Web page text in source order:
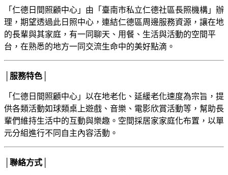
「仁德日間照顧中心」由「臺南市私立仁德社區長照機構」辦
理，期望透過此日照中心，連結仁德區周邊服務資源，讓在地
的長輩與其家庭，有一同聊天、用餐、生活與活動的空間平
台，在熟悉的地方一同交流生命中的美好點滴。
│服務特色│
「仁德日間照顧中心」以在地老化、延緩老化速度為宗旨，提
供各類活動如球類桌上遊戲、音樂、電影欣賞活動等，幫助長
輩們維持生活中的互動與樂趣。空間採居家家庭化布置，以單
元分組進行不同自主內容活動。
│聯絡方式│